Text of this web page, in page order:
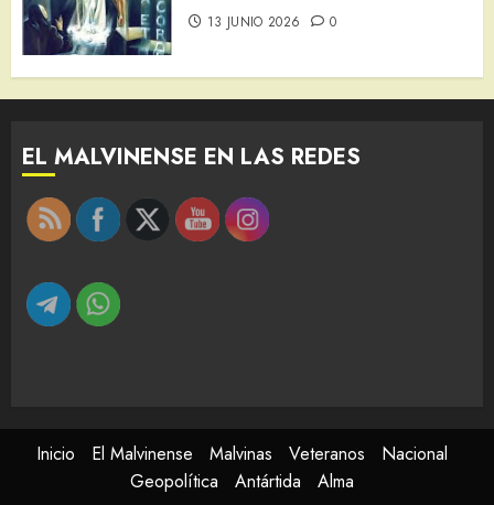
13 JUNIO 2026 0
EL MALVINENSE EN LAS REDES
Inicio El Malvinense Malvinas Veteranos
Nacional
Geopolítica
Antártida
Alma